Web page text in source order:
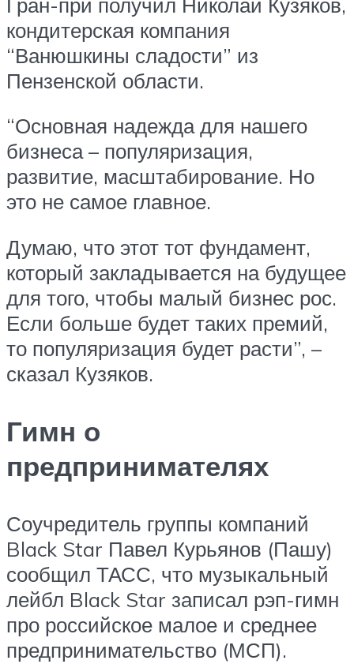
кондитерская компания
“Ванюшкины сладости” из
Пензенской области.
“Основная надежда для нашего
бизнеса – популяризация,
развитие, масштабирование. Но
это не самое главное.
Думаю, что этот тот фундамент,
который закладывается на будущее
для того, чтобы малый бизнес рос.
Если больше будет таких премий,
то популяризация будет расти”, –
сказал Кузяков.
Гимн о
предпринимателях
Соучредитель группы компаний
Black Star Павел Курьянов (Пашу)
сообщил ТАСС, что музыкальный
лейбл Black Star записал рэп-гимн
про российское малое и среднее
предпринимательство (МСП).